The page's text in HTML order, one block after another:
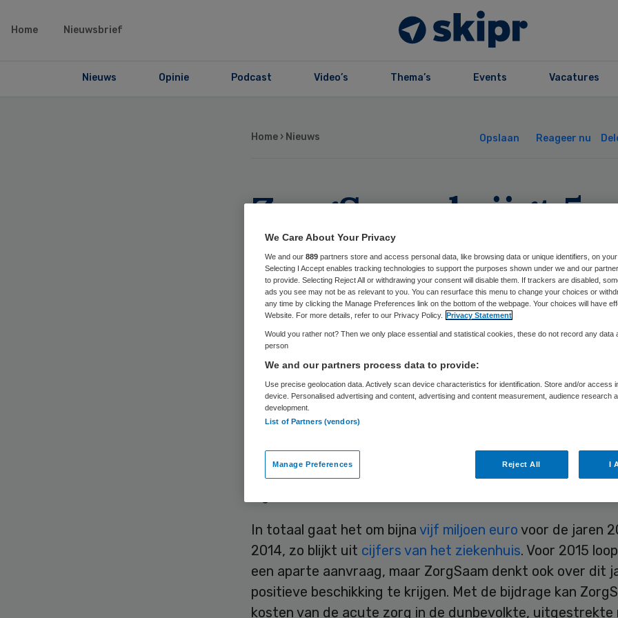
Home Nieuwsbrief
Nieuws Opinie Podcast Video’s Thema’s Events Vacatures
Home › Nieuws Opslaan Reageer nu
ZorgSaam krijgt 5
miljoen
Ziekenhuis ZorgSaam in Terneuzen krijgt miljoenen euro’s
Nederlandse Zorgautoriteit (NZa) heeft de aanvraag voor
beschikbaarheidsbijdrage goedgekeurd, zo meldt
In totaal gaat het om bijna vijf miljoen euro voor de jaren
2014, zo blijkt uit cijfers van het ziekenhuis. Voor 2015
een aparte aanvraag, maar ZorgSaam denkt ook over dit
positieve beschikking te krijgen. Met de bijdrage kan
kosten van de acute zorg in de dunbevolkte, uitgestrekte
We Care About Your Privacy
We and our 889 partners store and access personal data, like browsing data or unique identifiers, on your
Selecting I Accept enables tracking technologies to support the purposes shown under we and our
to provide. Selecting Reject All or withdrawing your consent will disable them. If trackers are disabled,
ads you see may not be as relevant to you. You can resurface this menu to change your choices or
any time by clicking the Manage Preferences link on the bottom of the webpage. Your choices will have
Website. For more details, refer to our Privacy Policy. Privacy Statement
Would you rather not? Then we only place essential and statistical cookies, these do not record any data
person
We and our partners process data to provide:
Use precise geolocation data. Actively scan device characteristics for identification. Store and/or access
device. Personalised advertising and content, advertising and content measurement, audience research
development.
List of Partners (vendors)
Manage Preferences Reject All I